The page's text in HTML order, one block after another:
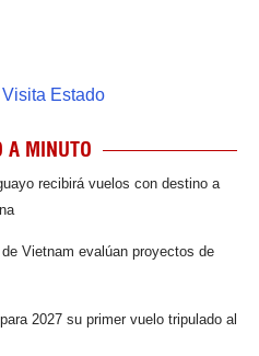
Estado
A MINUTO
recibirá vuelos con destino a
Vietnam evalúan proyectos de
2027 su primer vuelo tripulado al